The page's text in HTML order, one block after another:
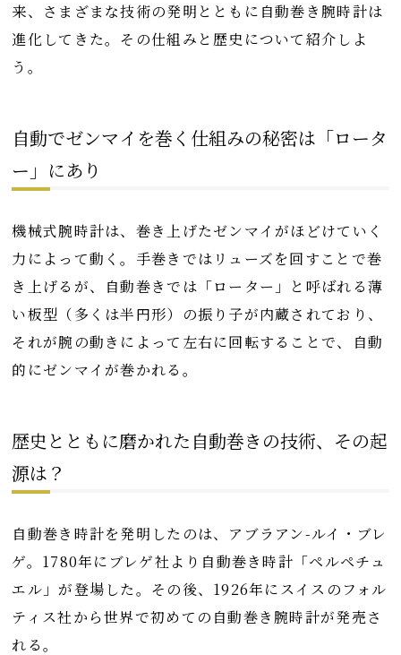
来、さまざまな技術の発明とともに自動巻き腕時計は
進化してきた。その仕組みと歴史について紹介しよ
う。
自動でゼンマイを巻く仕組みの秘密は「ロータ
ー」にあり
機械式腕時計は、巻き上げたゼンマイがほどけていく
力によって動く。手巻きではリューズを回すことで巻
き上げるが、自動巻きでは「ローター」と呼ばれる薄
い板型（多くは半円形）の振り子が内蔵されており、
それが腕の動きによって左右に回転することで、自動
的にゼンマイが巻かれる。
歴史とともに磨かれた自動巻きの技術、その起
源は？
自動巻き時計を発明したのは、アブラアン-ルイ・ブレ
ゲ。1780年にブレゲ社より自動巻き時計「ペルペチュ
エル」が登場した。その後、1926年にスイスのフォル
ティス社から世界で初めての自動巻き腕時計が発売さ
れる。